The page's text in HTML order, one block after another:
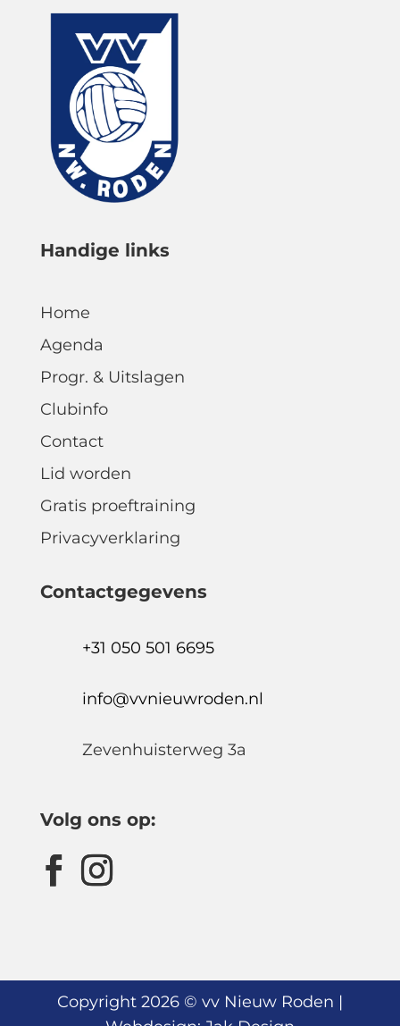
Handige links
Home
Agenda
Progr. & Uitslagen
Clubinfo
Contact
Lid worden
Gratis proeftraining
Privacyverklaring
Contactgegevens
+31 050 501 6695
info@vvnieuwroden.nl
Zevenhuisterweg 3a
Volg ons op:
Copyright 2026 © vv Nieuw Roden |